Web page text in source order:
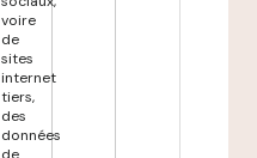
voire
de
sites
internet
tiers,
des
données